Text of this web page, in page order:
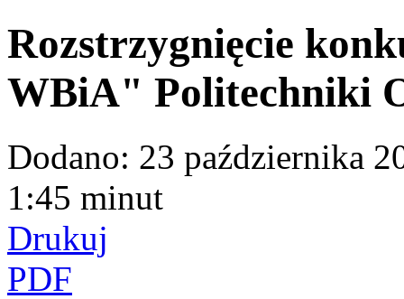
Rozstrzygnięcie
WBiA" Politechniki
Dodano: 23 października
1:45 minut
Drukuj
PDF